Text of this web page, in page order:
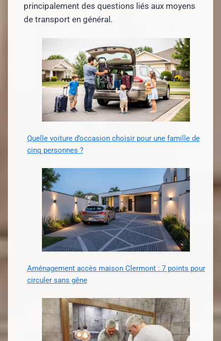
principalement des questions liés aux moyens
de transport en général.
Quelle voiture d’occasion choisir pour une famille de
cinq personnes ?
Aménagement accès maison Clermont : 7 points pour
circuler sans gêne